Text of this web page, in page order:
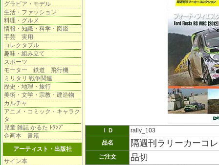
グラビア・モデル
生活・ファッション
料理・グルメ
情報・知識・科学・図鑑
手芸 実用
コレクタブル
趣味・組み立て
スポーツ
モーター 鉄道 飛行機
ミリタリ 戦争関連
歴史・地理・旅行
美術・文学・宗教・建造物
カルチャ
アニメ・コミック・キャラク
タ
児童 雑誌 かるた ﾄﾗﾝﾌﾟ
企画本 書籍
アーティスト・出版社
サイン本
ＩＤ
rally_103
品名
隔週刊ラリーカーコ
ご注文 品切